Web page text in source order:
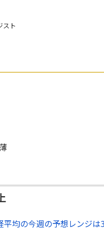
スト
平均の今週の予想レンジ